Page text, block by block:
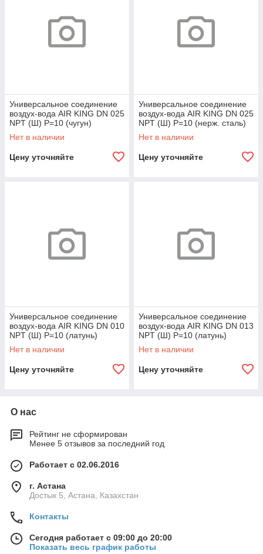
Универсальное соединение
воздух-вода AIR KING DN 025
NPT (Ш) P=10 (чугун)
Нет в наличии
Цену уточняйте
Универсальное соединение
воздух-вода AIR KING DN 025
NPT (Ш) P=10 (нерж. сталь)
Нет в наличии
Цену уточняйте
Универсальное соединение
воздух-вода AIR KING DN 010
NPT (Ш) P=10 (латунь)
Нет в наличии
Цену уточняйте
Универсальное соединение
воздух-вода AIR KING DN 013
NPT (Ш) P=10 (латунь)
Нет в наличии
Цену уточняйте
О нас
Рейтинг не сформирован
Менее 5 отзывов за последний год
Работает с 02.06.2016
г. Астана
Достык 5, Астана, Казахстан
Контакты
Сегодня работает с 09:00 до 20:00
Показать весь график работы